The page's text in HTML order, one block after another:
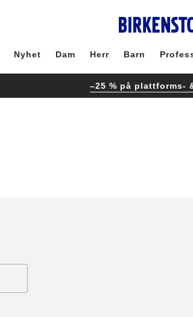
Nyhet Dam Herr Barn
–25 % på plattforms-